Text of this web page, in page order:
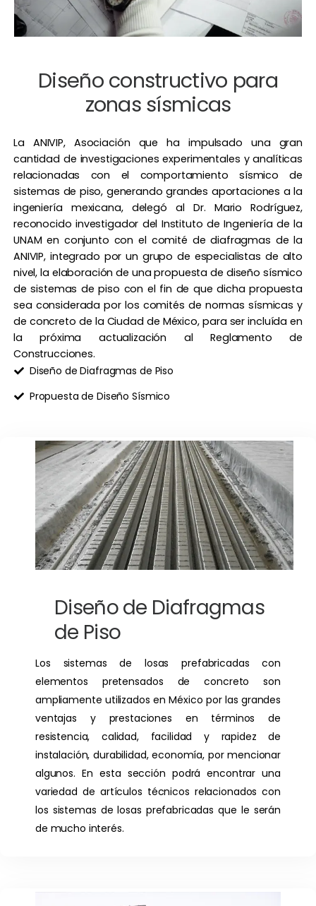
Diseño constructivo para
zonas sísmicas
La ANIVIP, Asociación que ha impulsado una gran
cantidad de investigaciones experimentales y analíticas
relacionadas con el comportamiento sísmico de
sistemas de piso, generando grandes aportaciones a la
ingeniería mexicana, delegó al Dr. Mario Rodríguez,
reconocido investigador del Instituto de Ingeniería de la
UNAM en conjunto con el comité de diafragmas de la
ANIVIP, integrado por un grupo de especialistas de alto
nivel, la elaboración de una propuesta de diseño sísmico
de sistemas de piso con el fin de que dicha propuesta
sea considerada por los comités de normas sísmicas y
de concreto de la Ciudad de México, para ser incluída en
la próxima actualización al Reglamento de
Construcciones.
Diseño de Diafragmas de Piso
Propuesta de Diseño Sísmico
Diseño de Diafragmas
de Piso
Los sistemas de losas prefabricadas con
elementos pretensados de concreto son
ampliamente utilizados en México por las grandes
ventajas y prestaciones en términos de
resistencia, calidad, facilidad y rapidez de
instalación, durabilidad, economía, por mencionar
algunos. En esta sección podrá encontrar una
variedad de artículos técnicos relacionados con
los sistemas de losas prefabricadas que le serán
de mucho interés.